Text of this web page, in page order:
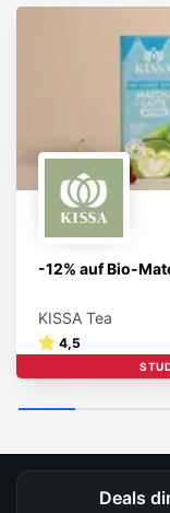
-12% auf Bio-
KISSA Tea
4,5
Deals